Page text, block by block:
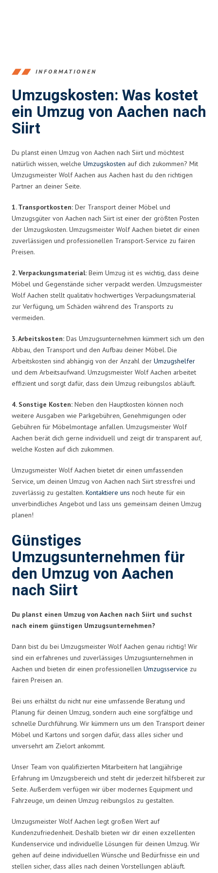
INFORMATIONEN
Umzugskosten: Was kostet
ein Umzug von Aachen nach
Siirt
Du planst einen Umzug von Aachen nach Siirt und möchtest
natürlich wissen, welche Umzugskosten auf dich zukommen? Mit
Umzugsmeister Wolf Aachen aus Aachen hast du den richtigen
Partner an deiner Seite.
1. Transportkosten: Der Transport deiner Möbel und
Umzugsgüter von Aachen nach Siirt ist einer der größten Posten
der Umzugskosten. Umzugsmeister Wolf Aachen bietet dir einen
zuverlässigen und professionellen Transport-Service zu fairen
Preisen.
2. Verpackungsmaterial: Beim Umzug ist es wichtig, dass deine
Möbel und Gegenstände sicher verpackt werden. Umzugsmeister
Wolf Aachen stellt qualitativ hochwertiges Verpackungsmaterial
zur Verfügung, um Schäden während des Transports zu
vermeiden.
3. Arbeitskosten: Das Umzugsunternehmen kümmert sich um den
Abbau, den Transport und den Aufbau deiner Möbel. Die
Arbeitskosten sind abhängig von der Anzahl der Umzugshelfer
und dem Arbeitsaufwand. Umzugsmeister Wolf Aachen arbeitet
effizient und sorgt dafür, dass dein Umzug reibungslos abläuft.
4. Sonstige Kosten: Neben den Hauptkosten können noch
weitere Ausgaben wie Parkgebühren, Genehmigungen oder
Gebühren für Möbelmontage anfallen. Umzugsmeister Wolf
Aachen berät dich gerne individuell und zeigt dir transparent auf,
welche Kosten auf dich zukommen.
Umzugsmeister Wolf Aachen bietet dir einen umfassenden
Service, um deinen Umzug von Aachen nach Siirt stressfrei und
zuverlässig zu gestalten. Kontaktiere uns noch heute für ein
unverbindliches Angebot und lass uns gemeinsam deinen Umzug
planen!
Günstiges
Umzugsunternehmen für
den Umzug von Aachen
nach Siirt
Du planst einen Umzug von Aachen nach Siirt und suchst
nach einem günstigen Umzugsunternehmen?
Dann bist du bei Umzugsmeister Wolf Aachen genau richtig! Wir
sind ein erfahrenes und zuverlässiges Umzugsunternehmen in
Aachen und bieten dir einen professionellen Umzugsservice zu
fairen Preisen an.
Bei uns erhältst du nicht nur eine umfassende Beratung und
Planung für deinen Umzug, sondern auch eine sorgfältige und
schnelle Durchführung. Wir kümmern uns um den Transport deiner
Möbel und Kartons und sorgen dafür, dass alles sicher und
unversehrt am Zielort ankommt.
Unser Team von qualifizierten Mitarbeitern hat langjährige
Erfahrung im Umzugsbereich und steht dir jederzeit hilfsbereit zur
Seite. Außerdem verfügen wir über modernes Equipment und
Fahrzeuge, um deinen Umzug reibungslos zu gestalten.
Umzugsmeister Wolf Aachen legt großen Wert auf
Kundenzufriedenheit. Deshalb bieten wir dir einen exzellenten
Kundenservice und individuelle Lösungen für deinen Umzug. Wir
gehen auf deine individuellen Wünsche und Bedürfnisse ein und
stellen sicher, dass alles nach deinen Vorstellungen abläuft.